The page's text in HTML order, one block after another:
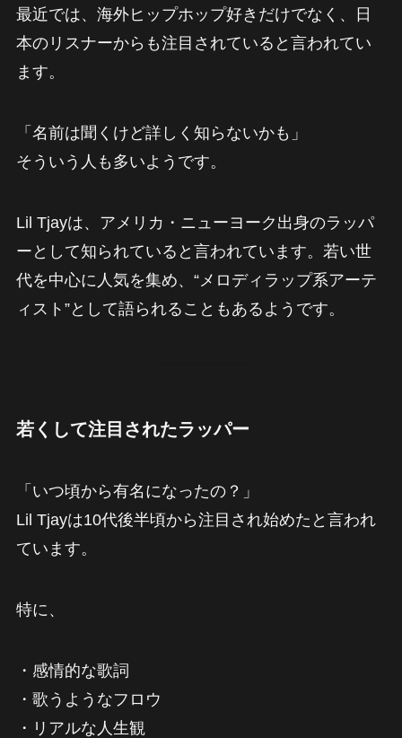
最近では、海外ヒップホップ好きだけでなく、日
本のリスナーからも注目されていると言われてい
ます。
「名前は聞くけど詳しく知らないかも」
そういう人も多いようです。
Lil Tjayは、アメリカ・ニューヨーク出身のラッパ
ーとして知られていると言われています。若い世
代を中心に人気を集め、“メロディラップ系アーテ
ィスト”として語られることもあるようです。
若くして注目されたラッパー
「いつ頃から有名になったの？」
Lil Tjayは10代後半頃から注目され始めたと言われ
ています。
特に、
・感情的な歌詞
・歌うようなフロウ
・リアルな人生観